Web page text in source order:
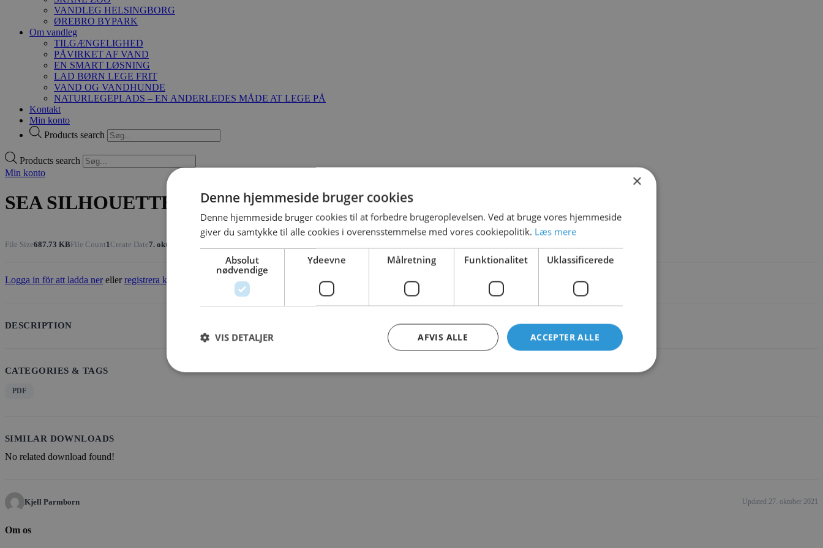
VANDLEG HELSINGBORG
ØREBRO BYPARK
Om vandleg
TILGÆNGELIGHED
PÅVIRKET AF VAND
EN SMART LØSNING
LAD BØRN LEGE FRIT
VAND OG VANDHUNDE
NATURLEGEPLADS – EN ANDERLEDES MÅDE AT LEGE PÅ
Kontakt
Min konto
Products search
Products search
Min konto
SEA SILHOUETTE TURTLE
File Size687.73 KBFile Count1Create Date7. oktober 2021
Logga in för att ladda nerellerregistrera konto
DESCRIPTION
CATEGORIES & TAGS
PDF
SIMILAR DOWNLOADS
No related download found!
Kjell Parmborn Updated 27. oktober 2021
Om os
×
Denne hjemmeside bruger cookies
Denne hjemmeside bruger cookies til at forbedre brugeroplevelsen. Ved at bruge vores hjemmeside
giver du samtykke til alle cookies i overensstemmelse med vores cookiepolitik. Læs mere
Absolut
nødvendige
Ydeevne Målretning Funktionalitet Uklassificerede
ACCEPTER ALLE
AFVIS ALLE
VIS DETALJER